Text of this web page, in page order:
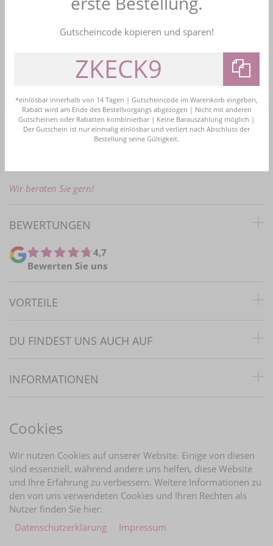
Kauf auf Rechnung
Bezahlen Sie bequem nach Erhalt der Ware
Bestellhotline
info@brautschmuck24.com
PERSÖNLICHE BERATUNG
Wir beraten Sie gern!
BEWERTUNGEN
4,7
Bewerten Sie uns
VORTEILE
DU FINDEST UNS AUCH AUF
INFORMATIONEN
BRAUTINFOS
ZAHLUNGARTEN
Cookies
Wir nutzen Cookies auf unserer Website. Einige von diesen
sind essenziell, während andere uns helfen, diese Website
und Ihre Erfahrung zu verbessern. Weitere Informationen zu
den von uns verwendeten Cookies und Ihren Rechten als
Nutzer finden Sie hier:
Daten­schutz­erklärung
Impressum
Gutscheincode kopieren und sparen!
*einlösbar innerhalb von 14 Tagen | Gutscheincode im Warenkorb eingeben,
Rabatt wird am Ende des Bestellvorgangs abgezogen | Nicht mit anderen
Gutscheinen oder Rabatten kombinierbar | Keine Barauszahlung möglich |
Der Gutschein ist nur einmalig einlösbar und verliert nach Abschluss der
Bestellung seine Gültigkeit.